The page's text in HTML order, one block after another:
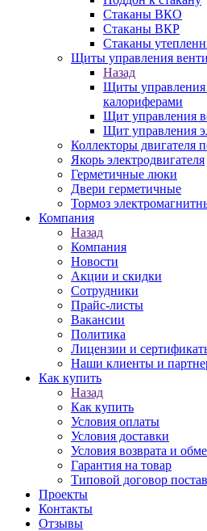
Стаканы ВКО
Стаканы ВКР
Стаканы
Щиты управления
Назад
Щиты управления
калориферами
Щит управления
Щит управления
Коллекторы двигателя
Якорь электродвигателя
Герметичные люки
Двери герметичные
Тормоз
Компания
Назад
Компания
Новости
Акции и скидки
Сотрудники
Прайс-листы
Вакансии
Политика
Лицензии и
Наши клиенты и
Как купить
Назад
Как купить
Условия оплаты
Условия доставки
Условия возврата и
Гарантия на товар
Типовой договор
Проекты
Контакты
Отзывы